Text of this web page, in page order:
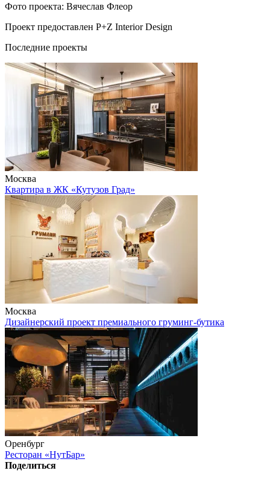
Фото проекта: Вячеслав Флеор
Проект предоставлен P+Z Interior Design
Последние проекты
Москва
Квартира в ЖК «Кутузов Град»
Москва
Дизайнерский проект премиального груминг-бутика
Оренбург
Ресторан «НутБар»
Поделиться